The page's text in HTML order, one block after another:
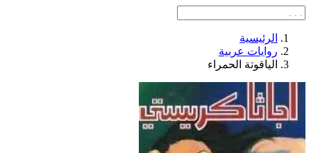
الرئيسية
روايات عربية
الياقوتة الحمراء